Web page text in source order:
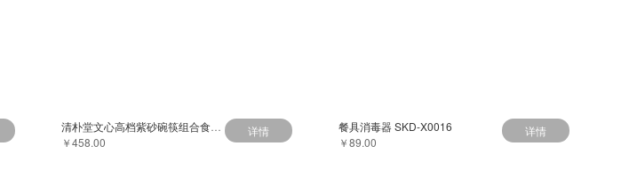
￥458.00
详情
餐具消毒器 SKD-X0016
￥89.00
详情